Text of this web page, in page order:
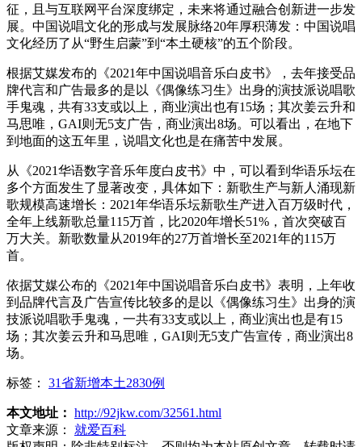
征，且与互联网平台深度绑定，未来将通过融合创新进一步发
展。中国说唱文化的形成与发展脉络20年厚积薄发：中国说唱
文化经历了从“野生启蒙”到“本土硬核”的五个阶段。
根据艾媒发布的《2021年中国说唱音乐白皮书》，去年接受品
牌代言和广告最多的是以《偶像练习生》出身的演技派说唱歌
手鬼魂，共有33支或以上，商业演出也有15场；其次姜云升和
马思唯，GAI则无5支广告，商业演出8场。可以看出，在地下
到地面的这五年里，说唱文化也是在痛苦中发展。
从《2021华语数字音乐年度白皮书》中，可以看到华语乐坛在
多个方面发生了显著改变，具体如下：新歌生产与新人涌现新
歌规模高速增长：2021年华语乐坛新歌生产进入百万级时代，
全年上线新歌总量115万首，比2020年增长51%，首次突破百
万大关。新歌数量从2019年的27万首增长至2021年的115万
首。
依据艾媒公布的《2021年中国说唱音乐白皮书》表明，上年收
到品牌代言及广告宣传比较多的是以《偶像练习生》出身的演
技派说唱歌手鬼魂，一共有33支或以上，商业演出也是有15
场；其次姜云升和马思唯，GAI则无5支广告宣传，商业演出8
场。
标签： 31省新增本土2830例
本文地址： http://92jkw.com/32561.html
文章来源：
就爱百科